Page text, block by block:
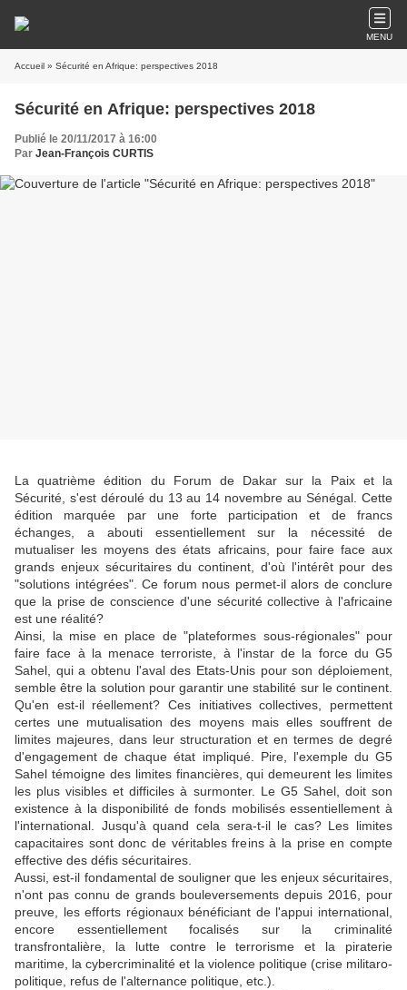
MENU
Accueil » Sécurité en Afrique: perspectives 2018
Sécurité en Afrique: perspectives 2018
Publié le 20/11/2017 à 16:00
Par Jean-François CURTIS
La quatrième édition du Forum de Dakar sur la Paix et la
Sécurité, s'est déroulé du 13 au 14 novembre au Sénégal. Cette
édition marquée par une forte participation et de francs
échanges, a abouti essentiellement sur la nécessité de
mutualiser les moyens des états africains, pour faire face aux
grands enjeux sécuritaires du continent, d'où l'intérêt pour des
"solutions intégrées". Ce forum nous permet-il alors de conclure
que la prise de conscience d'une sécurité collective à l'africaine
est une réalité?
Ainsi, la mise en place de "plateformes sous-régionales" pour
faire face à la menace terroriste, à l'instar de la force du G5
Sahel, qui a obtenu l'aval des Etats-Unis pour son déploiement,
semble être la solution pour garantir une stabilité sur le continent.
Qu'en est-il réellement? Ces initiatives collectives, permettent
certes une mutualisation des moyens mais elles souffrent de
limites majeures, dans leur structuration et en termes de degré
d'engagement de chaque état impliqué. Pire, l'exemple du G5
Sahel témoigne des limites financières, qui demeurent les limites
les plus visibles et difficiles à surmonter. Le G5 Sahel, doit son
existence à la disponibilité de fonds mobilisés essentiellement à
l'international. Jusqu'à quand cela sera-t-il le cas? Les limites
capacitaires sont donc de véritables freins à la prise en compte
effective des défis sécuritaires.
Aussi, est-il fondamental de souligner que les enjeux sécuritaires,
n'ont pas connu de grands bouleversements depuis 2016, pour
preuve, les efforts régionaux bénéficiant de l'appui international,
encore essentiellement focalisés sur la criminalité
transfrontalière, la lutte contre le terrorisme et la piraterie
maritime, la cybercriminalité et la violence politique (crise militaro-
politique, refus de l'alternance politique, etc.).